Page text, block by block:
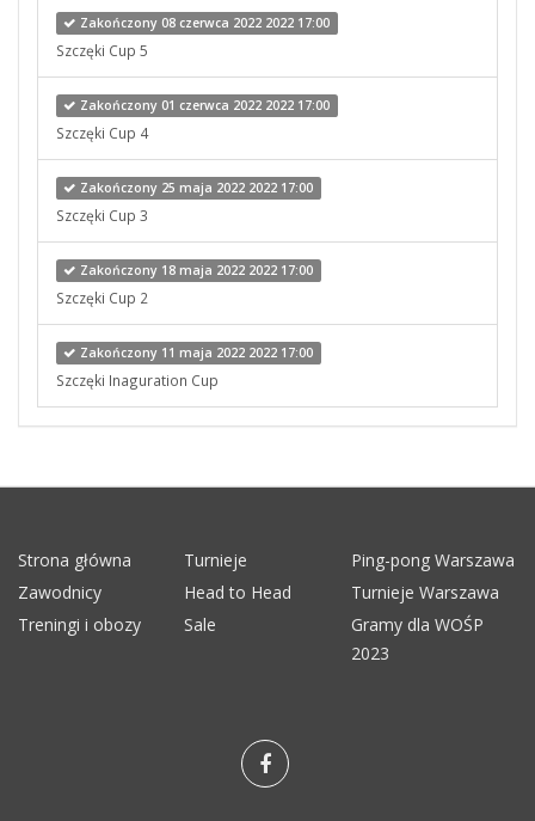
Zakończony 08 czerwca 2022 2022 17:00
Szczęki Cup 5
Zakończony 01 czerwca 2022 2022 17:00
Szczęki Cup 4
Zakończony 25 maja 2022 2022 17:00
Szczęki Cup 3
Zakończony 18 maja 2022 2022 17:00
Szczęki Cup 2
Zakończony 11 maja 2022 2022 17:00
Szczęki Inaguration Cup
Strona główna Turnieje
Ping-pong Warszawa
Zawodnicy
Head to Head
Turnieje Warszawa
Treningi i obozy
Sale
Gramy dla WOŚP
2023